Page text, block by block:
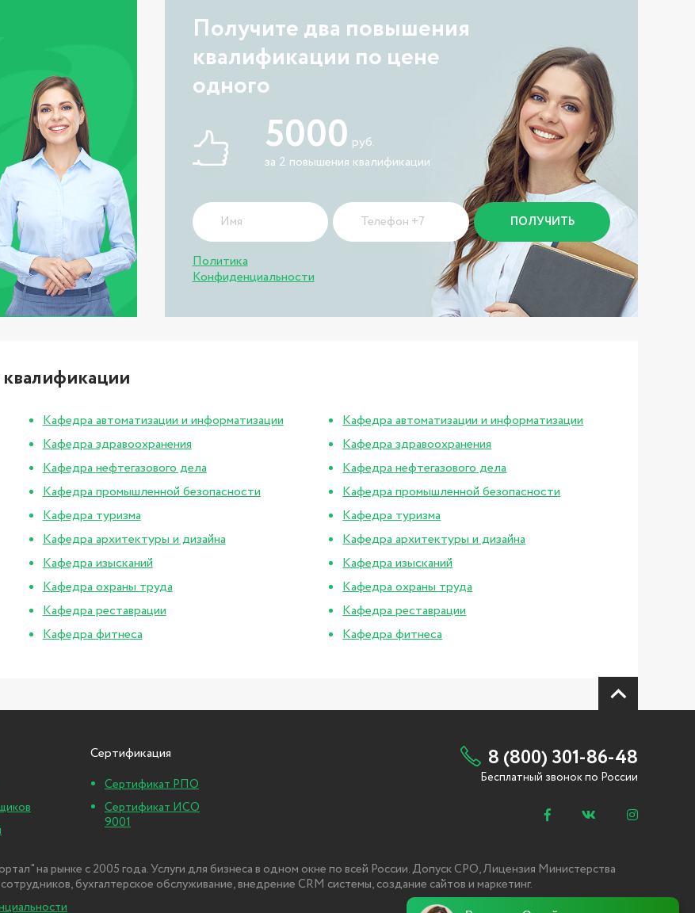
Получите два повышения
квалификации по цене
одного
5000 руб.
за 2 повышения квалификации
Политика
Конфиденциальности
Кафедра автоматизации и информатизации
Кафедра здравоохранения
Кафедра нефтегазового дела
Кафедра промышленной безопасности
Кафедра туризма
Кафедра архитектуры и дизайна
Кафедра изысканий
Кафедра охраны труда
Кафедра реставрации
Кафедра фитнеса
Кафедра автоматизации и информатизации
Кафедра здравоохранения
Кафедра нефтегазового дела
Кафедра промышленной безопасности
Кафедра туризма
Кафедра архитектуры и дизайна
Кафедра изысканий
Кафедра охраны труда
Кафедра реставрации
Кафедра фитнеса
Сертификация
Сертификат РПО
Сертификат ИСО
9001
8 (800) 301-86-48
Бесплатный звонок по России
на рынке с 2005 года. Услуги для бизнеса в одном окне по всей России. Допуск СРО, Лицензия Министерства
бухгалтерское обслуживание, внедрение CRM системы, создание сайтов и маркетинг.